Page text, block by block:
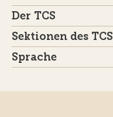
Der TCS
Sektionen des TCS
Sprache